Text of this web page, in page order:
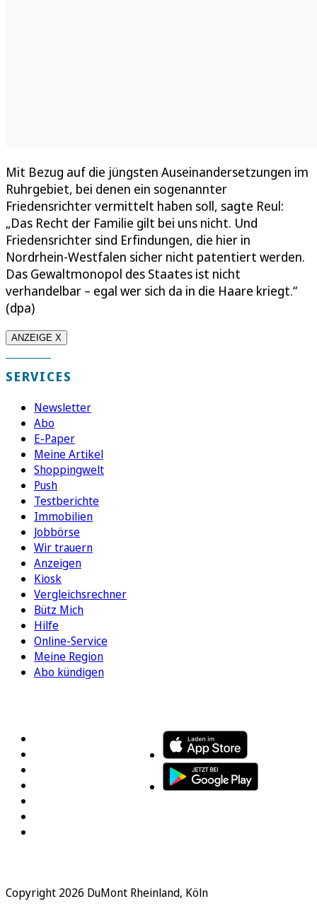
Mit Bezug auf die jüngsten Auseinandersetzungen im
Ruhrgebiet, bei denen ein sogenannter
Friedensrichter vermittelt haben soll, sagte Reul:
„Das Recht der Familie gilt bei uns nicht. Und
Friedensrichter sind Erfindungen, die hier in
Nordrhein-Westfalen sicher nicht patentiert werden.
Das Gewaltmonopol des Staates ist nicht
verhandelbar – egal wer sich da in die Haare kriegt.“
(dpa)
ANZEIGE X
SERVICES
Newsletter
Abo
E-Paper
Meine Artikel
Shoppingwelt
Push
Testberichte
Immobilien
Jobbörse
Wir trauern
Anzeigen
Kiosk
Vergleichsrechner
Bütz Mich
Hilfe
Online-Service
Meine Region
Abo kündigen
Copyright 2026 DuMont Rheinland, Köln